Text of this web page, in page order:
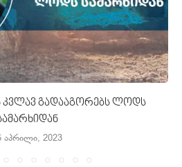
კვლავ გადააგორებს ლოდს
აპრილი, 2023